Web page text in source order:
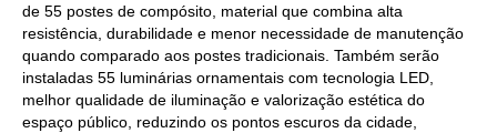
de 55 postes de compósito, material que combina alta
resistência, durabilidade e menor necessidade de manutenção
quando comparado aos postes tradicionais. Também serão
instaladas 55 luminárias ornamentais com tecnologia LED,
melhor qualidade de iluminação e valorização estética do
espaço público, reduzindo os pontos escuros da cidade,